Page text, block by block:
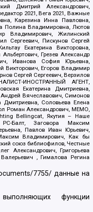
Дмитрий Александрович,
2021, Вега 2021, Важные
Карезина Инна Павловна,
Полина Владимировна, Лютов
Владимирович, Жилинский
Сергеевич, Пискунов Сергей
Екатерина Викторовна,
Грезев Александр
Иванова София Юрьевна,
Викторович, Егоров Владимир
Сергей Сергеевич, Верзилов
ИНОСТРАННЫЙ АГЕНТ,
Екатерина Дмитриевна,
Вячеславович, Симонов
Дмитриевна, Соловьева Елена
Роман Александрович, МЕМО,
Bellingcat, Якутия – Наше
Балт, Заговора Максим
Павлов Иван Юрьевич,
Владимирович, Как бы
союз библиофилов, Честные
Александрович, Григорьева
, Гималова Регина
7755/ данные на
функции